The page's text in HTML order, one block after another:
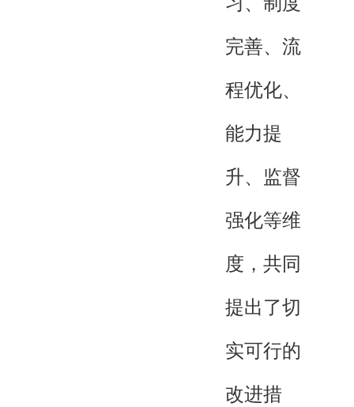
完善、流
程优化、
能力提
升、监督
强化等维
度，共同
提出了切
实可行的
改进措